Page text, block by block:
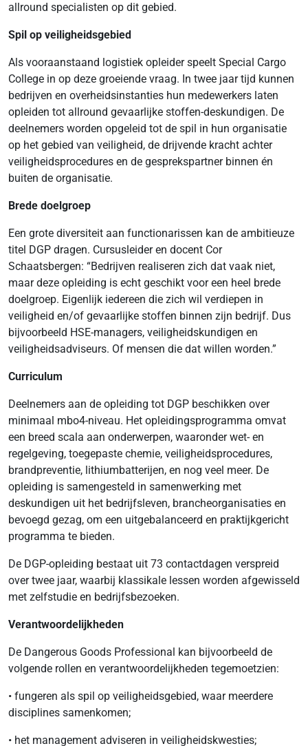
allround specialisten op dit gebied.
Spil op veiligheidsgebied
Als vooraanstaand logistiek opleider speelt Special Cargo
College in op deze groeiende vraag. In twee jaar tijd kunnen
bedrijven en overheidsinstanties hun medewerkers laten
opleiden tot allround gevaarlijke stoffen-deskundigen. De
deelnemers worden opgeleid tot de spil in hun organisatie
op het gebied van veiligheid, de drijvende kracht achter
veiligheidsprocedures en de gesprekspartner binnen én
buiten de organisatie.
Brede doelgroep
Een grote diversiteit aan functionarissen kan de ambitieuze
titel DGP dragen. Cursusleider en docent Cor
Schaatsbergen: “Bedrijven realiseren zich dat vaak niet,
maar deze opleiding is echt geschikt voor een heel brede
doelgroep. Eigenlijk iedereen die zich wil verdiepen in
veiligheid en/of gevaarlijke stoffen binnen zijn bedrijf. Dus
bijvoorbeeld HSE-managers, veiligheidskundigen en
veiligheidsadviseurs. Of mensen die dat willen worden.”
Curriculum
Deelnemers aan de opleiding tot DGP beschikken over
minimaal mbo4-niveau. Het opleidingsprogramma omvat
een breed scala aan onderwerpen, waaronder wet- en
regelgeving, toegepaste chemie, veiligheidsprocedures,
brandpreventie, lithiumbatterijen, en nog veel meer. De
opleiding is samengesteld in samenwerking met
deskundigen uit het bedrijfsleven, brancheorganisaties en
bevoegd gezag, om een uitgebalanceerd en praktijkgericht
programma te bieden.
De DGP-opleiding bestaat uit 73 contactdagen verspreid
over twee jaar, waarbij klassikale lessen worden afgewisseld
met zelfstudie en bedrijfsbezoeken.
Verantwoordelijkheden
De Dangerous Goods Professional kan bijvoorbeeld de
volgende rollen en verantwoordelijkheden tegemoetzien:
• fungeren als spil op veiligheidsgebied, waar meerdere
disciplines samenkomen;
• het management adviseren in veiligheidskwesties;